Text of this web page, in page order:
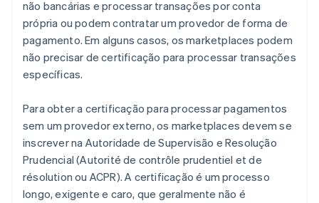
não bancárias e processar transações por conta
própria ou podem contratar um provedor de forma de
pagamento. Em alguns casos, os marketplaces podem
não precisar de certificação para processar transações
específicas.
Para obter a certificação para processar pagamentos
sem um provedor externo, os marketplaces devem se
inscrever na Autoridade de Supervisão e Resolução
Prudencial (Autorité de contrôle prudentiel et de
résolution ou ACPR). A certificação é um processo
longo, exigente e caro, que geralmente não é